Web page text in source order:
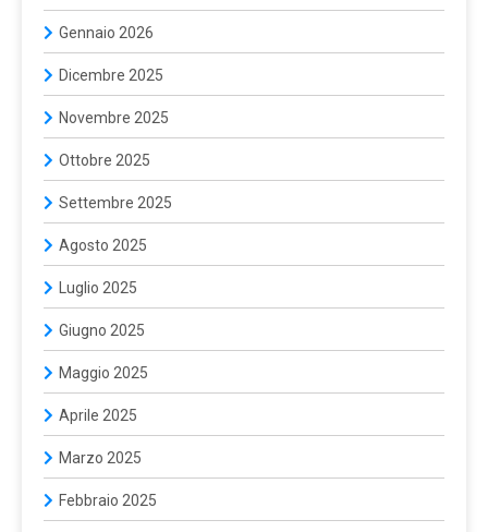
Gennaio 2026
Dicembre 2025
Novembre 2025
Ottobre 2025
Settembre 2025
Agosto 2025
Luglio 2025
Giugno 2025
Maggio 2025
Aprile 2025
Marzo 2025
Febbraio 2025